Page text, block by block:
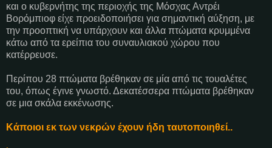
και ο κυβερνήτης της περιοχής της Μόσχας Αντρέι
Βορόμπιοφ είχε προειδοποιήσει για σημαντική αύξηση, με
την προοπτική να υπάρχουν και άλλα πτώματα κρυμμένα
κάτω από τα ερείπια του συναυλιακού χώρου που
κατέρρευσε.
Περίπου 28 πτώματα βρέθηκαν σε μία από τις τουαλέτες
του, όπως έγινε γνωστό. Δεκατέσσερα πτώματα βρέθηκαν
σε μια σκάλα εκκένωσης.
Κάποιοι εκ των νεκρών έχουν ήδη ταυτοποιηθεί..